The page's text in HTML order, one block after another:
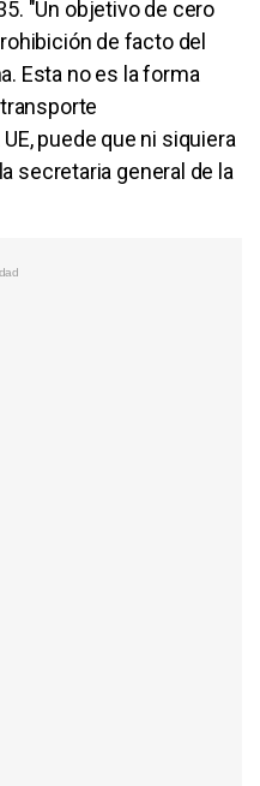
"Un objetivo de cero
de facto del
Esta no es la forma
puede que ni siquiera
secretaria general de la